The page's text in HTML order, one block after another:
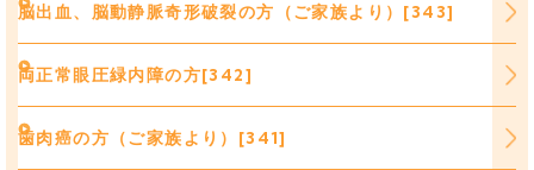
脳出血、脳動静脈奇形破裂の方（ご家族より）[343]
両正常眼圧緑内障の方[342]
歯肉癌の方（ご家族より）[341]